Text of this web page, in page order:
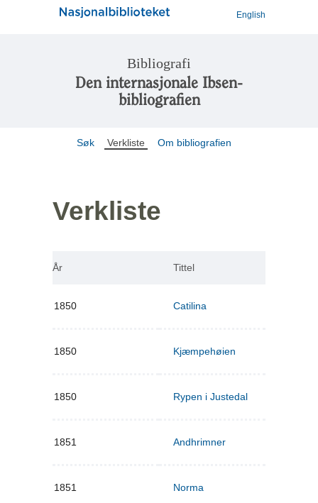
English
Bibliografi
Den internasjonale Ibsen-
bibliografien
Søk Verkliste Om bibliografien
Verkliste
År Tittel
1850 Catilina
1850 Kjæmpehøien
1850 Rypen i Justedal
1851 Andhrimner
1851 Norma